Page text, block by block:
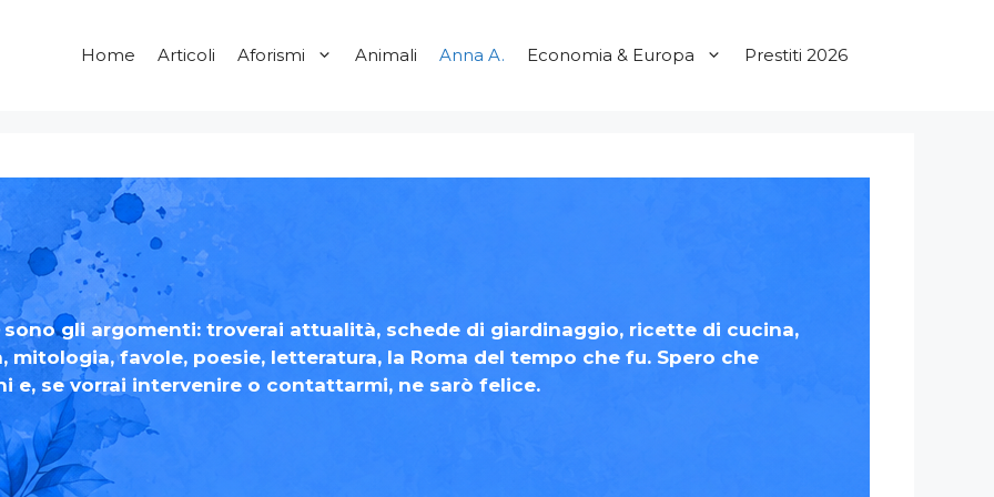
Home Articoli Aforismi Animali Anna A. Economia & Europa Prestiti 2026
gli argomenti: troverai attualità, schede di giardinaggio, ricette di cucina,
favole, poesie, letteratura, la Roma del tempo che fu. Spero che
e, se vorrai intervenire o contattarmi, ne sarò felice.